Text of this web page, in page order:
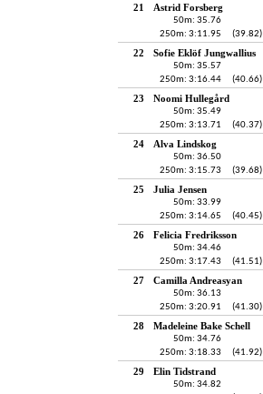
21 Astrid Forsberg
50m: 35.76
250m: 3:11.95
(39.82)
22 Sofie Eklöf Jungwallius
50m: 35.57
250m: 3:16.44
(40.66)
23 Noomi Hullegård
50m: 35.49
250m: 3:13.71
(40.37)
24 Alva Lindskog
50m: 36.50
250m: 3:15.73
(39.68)
25 Julia Jensen
50m: 33.99
250m: 3:14.65
(40.45)
26 Felicia Fredriksson
50m: 34.46
250m: 3:17.43
(41.51)
27 Camilla Andreasyan
50m: 36.13
250m: 3:20.91
(41.30)
28 Madeleine Bake Schell
50m: 34.76
250m: 3:18.33
(41.92)
29 Elin Tidstrand
50m: 34.82